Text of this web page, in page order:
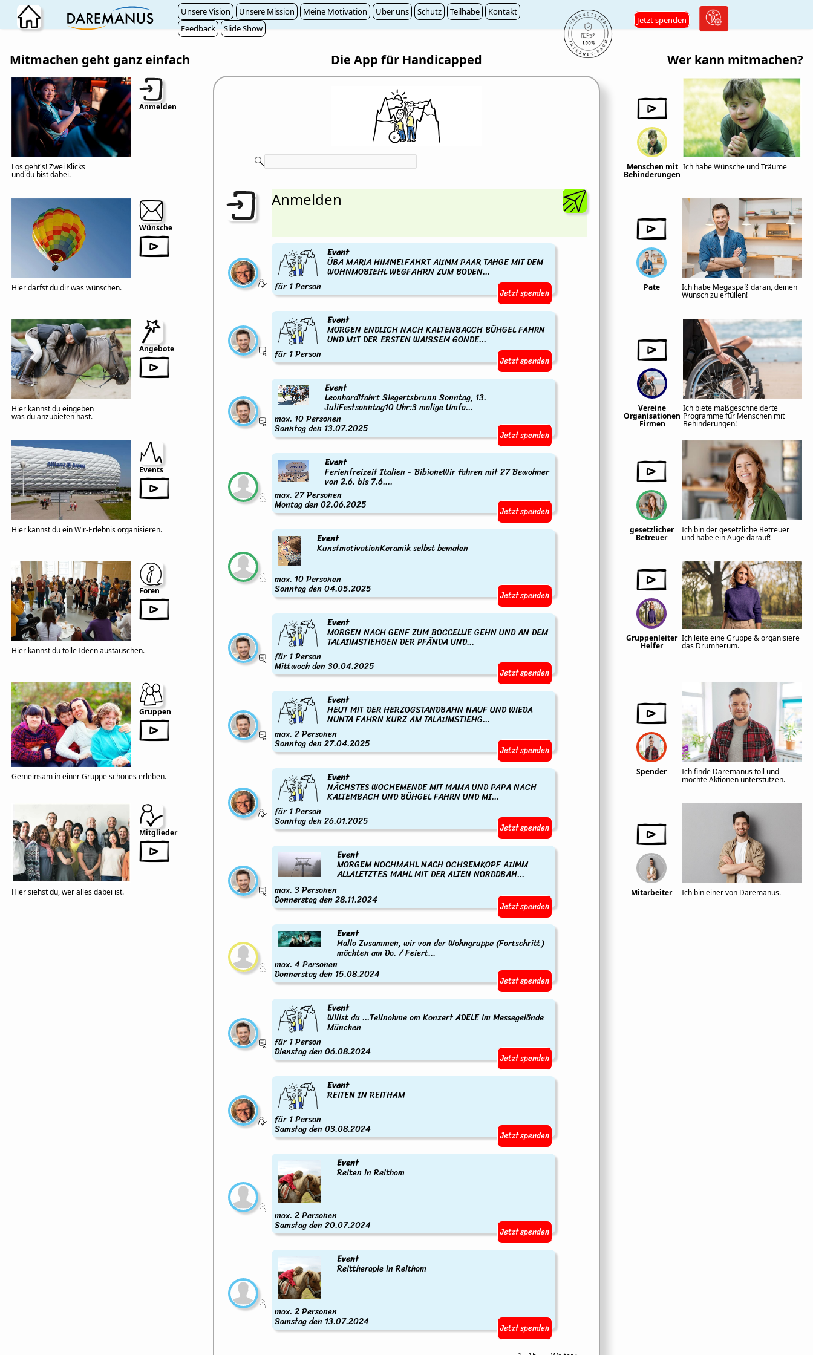
Zum Hauptinhalt wechseln Unsere Vision Unsere Mission Meine Motivation Über uns Schutz Teilhabe
Kontakt
Feedback
Slide Show
Jetzt spenden
Mitmachen geht ganz einfach Die App für Handicapped Wer kann mitmachen?
Anmelden
Los geht's! Zwei Klicks
und du bist dabei.
Wünsche
Hier darfst du dir was wünschen.
Angebote
Hier kannst du eingeben
was du anzubieten hast.
Events
Hier kannst du ein Wir-Erlebnis organisieren.
Foren
Hier kannst du tolle Ideen austauschen.
Gruppen
Gemeinsam in einer Gruppe schönes erleben.
Mitglieder
Hier siehst du, wer alles dabei ist.
Anmelden
Event
ÜBA MARIA HIMMELFAHRT AIIMM PAAR TAHGE MIT DEM
WOHNMOBIEHL WEGFAHRN ZUM BODEN...
für 1 Person
Jetzt spenden
Event
MORGEN ENDLICH NACH KALTENBACCH BÜHGEL FAHRN
UND MIT DER ERSTEN WAISSEM GONDE...
für 1 Person
Jetzt spenden
Event
Leonhardifahrt Siegertsbrunn Sonntag, 13.
JuliFestsonntag10 Uhr:3 malige Umfa...
max. 10 Personen
Sonntag den 13.07.2025 Jetzt spenden
Event
Ferienfreizeit Italien - BibioneWir fahren mit 27 Bewohner
von 2.6. bis 7.6....
max. 27 Personen
Montag den 02.06.2025 Jetzt spenden
Event
KunstmotivationKeramik selbst bemalen
max. 10 Personen
Sonntag den 04.05.2025 Jetzt spenden
Event
MORGEN NACH GENF ZUM BOCCELLIE GEHN UND AN DEM
TALAIIMSTIEHGEN DER PFÄNDA UND...
für 1 Person
Mittwoch den 30.04.2025 Jetzt spenden
Event
HEUT MIT DER HERZOGSTANDBAHN NAUF UND WIEDA
NUNTA FAHRN KURZ AM TALAIIMSTIEHG...
max. 2 Personen
Sonntag den 27.04.2025 Jetzt spenden
Event
NÄCHSTES WOCHEMENDE MIT MAMA UND PAPA NACH
KALTEMBACH UND BÜHGEL FAHRN UND MI...
für 1 Person
Sonntag den 26.01.2025 Jetzt spenden
Event
MORGEM NOCHMAHL NACH OCHSEMKOPF AIIMM
ALLALETZTES MAHL MIT DER ALTEN NORDDBAH...
max. 3 Personen
Donnerstag den 28.11.2024 Jetzt spenden
Event
Hallo Zusammen, wir von der Wohngruppe (Fortschritt)
möchten am Do. / Feiert...
max. 4 Personen
Donnerstag den 15.08.2024 Jetzt spenden
Event
Willst du ...Teilnahme am Konzert ADELE im Messegelände
München
für 1 Person
Dienstag den 06.08.2024 Jetzt spenden
Event
REITEN IN REITHAM
für 1 Person
Samstag den 03.08.2024 Jetzt spenden
Event
Reiten in Reitham
max. 2 Personen
Samstag den 20.07.2024 Jetzt spenden
Event
Reittherapie in Reitham
max. 2 Personen
Samstag den 13.07.2024 Jetzt spenden
Menschen mit
Behinderungen
Ich habe Wünsche und Träume
Pate Ich habe Megaspaß daran, deinen
Wunsch zu erfüllen!
Vereine
Organisationen
Firmen
Ich biete maßgeschneiderte
Programme für Menschen mit
Behinderungen!
gesetzlicher
Betreuer
Ich bin der gesetzliche Betreuer
und habe ein Auge darauf!
Gruppenleiter
Helfer
Ich leite eine Gruppe & organisiere
das Drumherum.
Spender Ich finde Daremanus toll und
möchte Aktionen unterstützen.
Mitarbeiter Ich bin einer von Daremanus.